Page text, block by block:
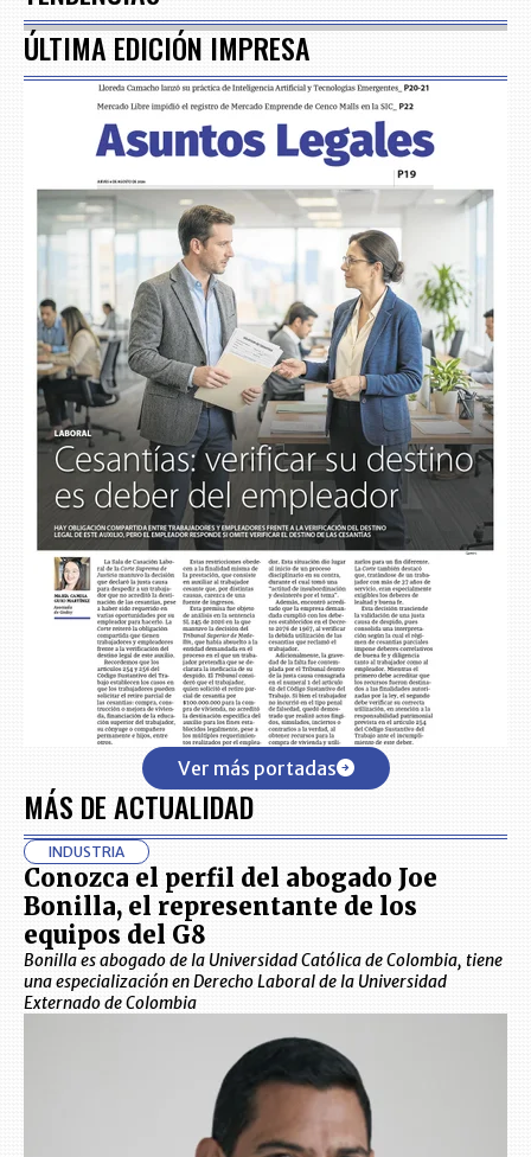
ÚLTIMA EDICIÓN IMPRESA
Ver más portadas
MÁS DE ACTUALIDAD
INDUSTRIA
Conozca el perfil del abogado Joe
Bonilla, el representante de los
equipos del G8
Bonilla es abogado de la Universidad Católica de Colombia, tiene
una especialización en Derecho Laboral de la Universidad
Externado de Colombia